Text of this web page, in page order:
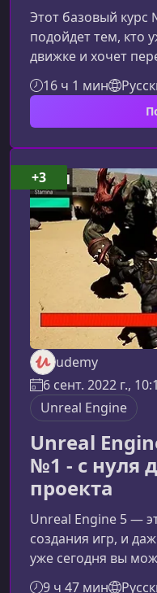
Этот базовый
подойдет тем, кто
движке и хочет
уровень. Вы
камерных
уровнями и
игрового
последовательно,
развитие ваших
разработки.Что
курсКурс
базовых знаний
16 ч 1 мин
udemy
6 сент. 2022 г.,
Unreal Engine
Unreal
№1 - с нуля
проекта
Unreal Engine 5 —
создания игр, и
уже сегодня вы
механики и
9 ч 47 мин
+3